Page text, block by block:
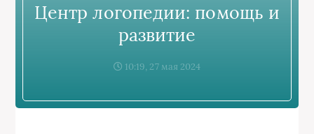
Центр логопедии: помощь и
развитие
10:19, 27 мая 2024